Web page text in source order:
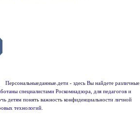
Персональныеданные.дети - здесь Вы найдете различные
специалистами Роскомнадзора, для педагогов и
детям понять важность конфиденциальности личной
технологий.